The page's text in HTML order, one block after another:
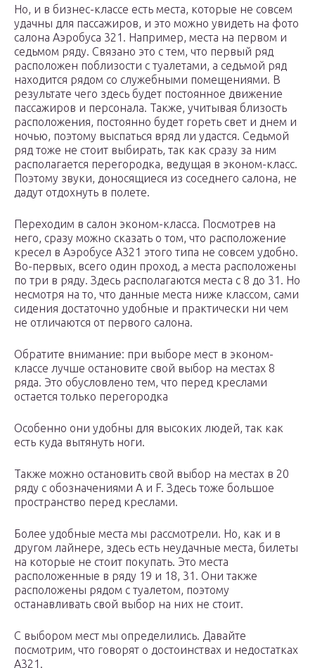
Но, и в бизнес-классе есть места, которые не совсем
удачны для пассажиров, и это можно увидеть на фото
салона Аэробуса 321. Например, места на первом и
седьмом ряду. Связано это с тем, что первый ряд
расположен поблизости с туалетами, а седьмой ряд
находится рядом со служебными помещениями. В
результате чего здесь будет постоянное движение
пассажиров и персонала. Также, учитывая близость
расположения, постоянно будет гореть свет и днем и
ночью, поэтому выспаться вряд ли удастся. Седьмой
ряд тоже не стоит выбирать, так как сразу за ним
располагается перегородка, ведущая в эконом-класс.
Поэтому звуки, доносящиеся из соседнего салона, не
дадут отдохнуть в полете.
Переходим в салон эконом-класса. Посмотрев на
него, сразу можно сказать о том, что расположение
кресел в Аэробусе А321 этого типа не совсем удобно.
Во-первых, всего один проход, а места расположены
по три в ряду. Здесь располагаются места с 8 до 31. Но
несмотря на то, что данные места ниже классом, сами
сидения достаточно удобные и практически ни чем
не отличаются от первого салона.
Обратите внимание: при выборе мест в эконом-
классе лучше остановите свой выбор на местах 8
ряда. Это обусловлено тем, что перед креслами
остается только перегородка
Особенно они удобны для высоких людей, так как
есть куда вытянуть ноги.
Также можно остановить свой выбор на местах в 20
ряду с обозначениями А и F. Здесь тоже большое
пространство перед креслами.
Более удобные места мы рассмотрели. Но, как и в
другом лайнере, здесь есть неудачные места, билеты
на которые не стоит покупать. Это места
расположенные в ряду 19 и 18, 31. Они также
расположены рядом с туалетом, поэтому
останавливать свой выбор на них не стоит.
С выбором мест мы определились. Давайте
посмотрим, что говорят о достоинствах и недостатках
А321.